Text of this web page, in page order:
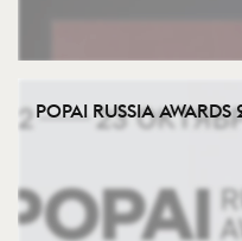
POPAI RUSSIA